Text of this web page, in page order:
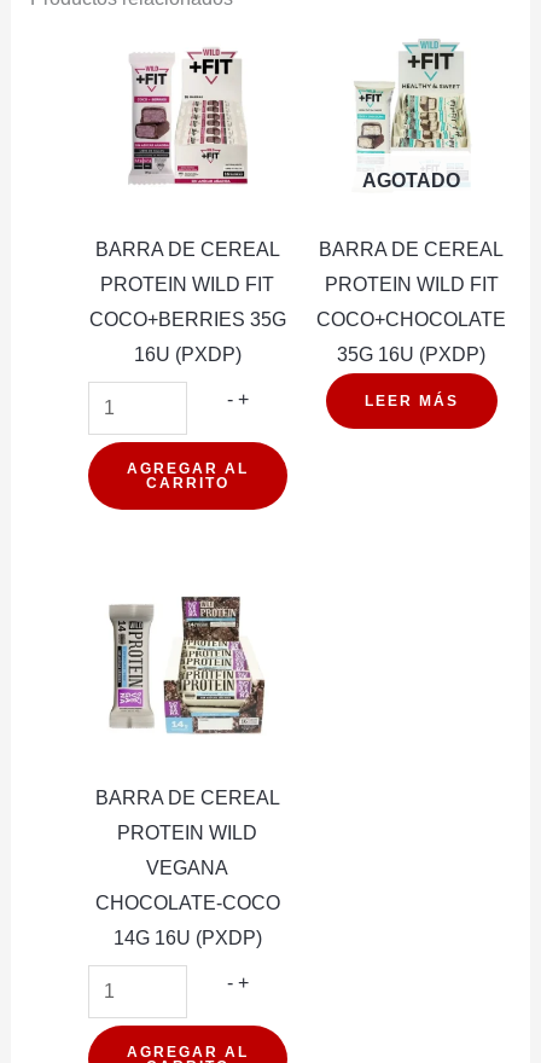
BARRA DE CEREAL
PROTEIN WILD FIT
COCO+BERRIES 35G
16U (PXDP)
- BARRA
CEREAL
PROTEIN
COCO+BERRIES
35G
16U
(PXDP)
+
AGREGAR AL
CARRITO
AGOTADO
BARRA DE CEREAL
PROTEIN WILD FIT
COCO+CHOCOLATE
35G 16U (PXDP)
LEER MÁS
BARRA DE CEREAL
PROTEIN WILD
VEGANA
CHOCOLATE-COCO
14G 16U (PXDP)
- BARRA
CEREAL
+
AGREGAR AL